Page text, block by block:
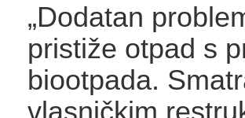
„Dodatan
pristiže otpad s
biootpada.